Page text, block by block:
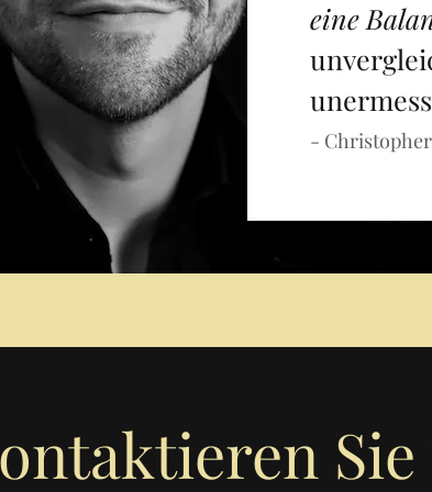
eine
-
Sie